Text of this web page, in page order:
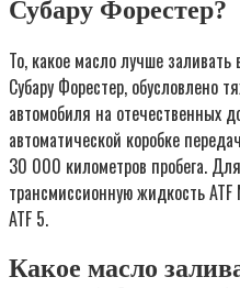
Субару Форестер?
То, какое масло лучше
Субару Форестер, обусловлено
автомобиля на отечественных
автоматической коробке
30 000 километров пробега.
трансмиссионную жидкость
ATF 5.
Какое масло